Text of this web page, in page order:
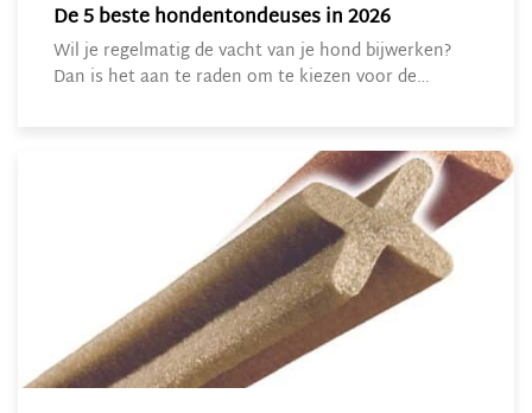
De 5 beste hondentondeuses in 2026
Wil je regelmatig de vacht van je hond bijwerken?
Dan is het aan te raden om te kiezen voor de…